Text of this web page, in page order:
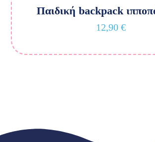
Παιδική backpack
12,90 €